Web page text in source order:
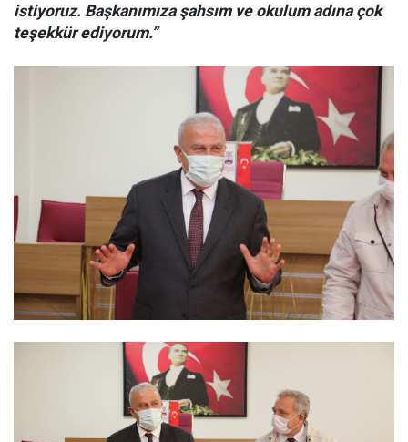
istiyoruz. Başkanımıza şahsım ve okulum adına çok
teşekkür ediyorum.”